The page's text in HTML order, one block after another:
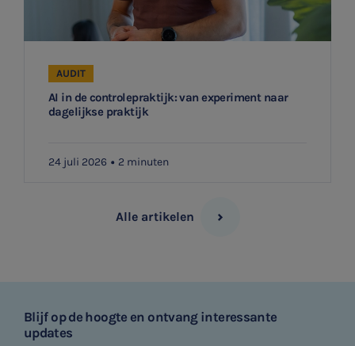
AI in de controlepraktijk: van experiment naar
dagelijkse praktijk
AUDIT
24 juli 2026 2 minuten
Alle artikelen
Blijf op de hoogte en ontvang interessante
updates